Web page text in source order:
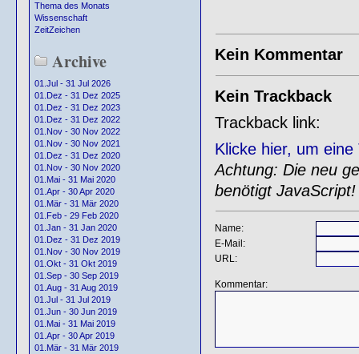
Thema des Monats
Wissenschaft
ZeitZeichen
Archive
01.Jul - 31 Jul 2026
01.Dez - 31 Dez 2025
01.Dez - 31 Dez 2023
01.Dez - 31 Dez 2022
01.Nov - 30 Nov 2022
01.Nov - 30 Nov 2021
01.Dez - 31 Dez 2020
01.Nov - 30 Nov 2020
01.Mai - 31 Mai 2020
01.Apr - 30 Apr 2020
01.Mär - 31 Mär 2020
01.Feb - 29 Feb 2020
01.Jan - 31 Jan 2020
01.Dez - 31 Dez 2019
01.Nov - 30 Nov 2019
01.Okt - 31 Okt 2019
01.Sep - 30 Sep 2019
01.Aug - 31 Aug 2019
01.Jul - 31 Jul 2019
01.Jun - 30 Jun 2019
01.Mai - 31 Mai 2019
01.Apr - 30 Apr 2019
01.Mär - 31 Mär 2019
Kein Kommentar
Kein Trackback
Trackback link:
Klicke hier, um
Achtung: Die neu
benötigt JavaScript!
Name:
E-Mail:
URL:
Kommentar: